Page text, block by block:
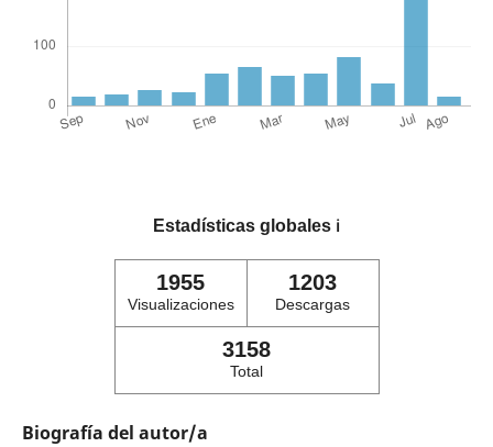
Estadísticas globales ℹ️
1955
Visualizaciones
1203
Descargas
3158
Total
Biografía del autor/a